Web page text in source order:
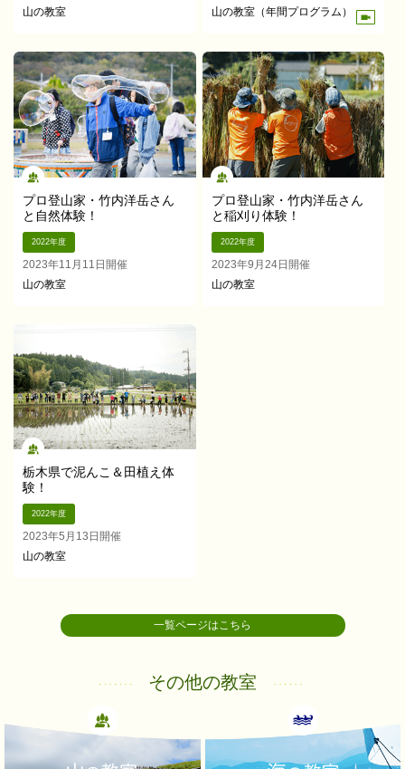
山の教室
山の教室（年間プログラム）
プロ登山家・竹内洋岳さん
と自然体験！
2022年度
2023年11月11日開催
山の教室
プロ登山家・竹内洋岳さん
と稲刈り体験！
2022年度
2023年9月24日開催
山の教室
栃木県で泥んこ＆田植え体
験！
2022年度
2023年5月13日開催
山の教室
一覧ページはこちら
その他の教室